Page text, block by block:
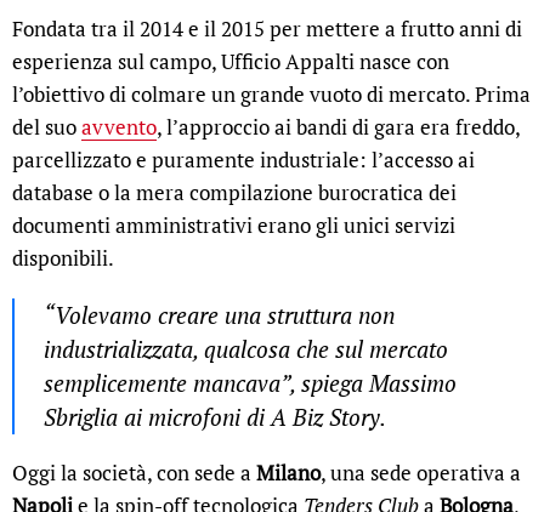
Fondata tra il 2014 e il 2015 per mettere a frutto anni di
esperienza sul campo, Ufficio Appalti nasce con
l’obiettivo di colmare un grande vuoto di mercato. Prima
del suoavvento, l’approccio ai bandi di gara era freddo,
parcellizzato e puramente industriale: l’accesso ai
database o la mera compilazione burocratica dei
documenti amministrativi erano gli unici servizi
disponibili.
“Volevamo creare una struttura non
industrializzata, qualcosa che sul mercato
semplicemente mancava”, spiega Massimo
Sbriglia ai microfoni di A Biz Story.
Oggi la società, con sede a Milano, una sede operativa a
Napolie la spin-off tecnologica Tenders Cluba Bologna,